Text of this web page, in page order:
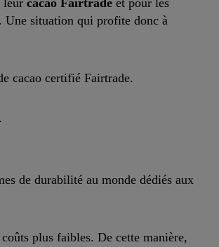
leur cacao Fairtradeet pour les
Une situation qui profite donc à
cacao certifié Fairtrade.
de durabilité au monde dédiés aux
plus faibles. De cette manière,